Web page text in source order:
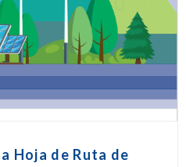
Hoja de Ruta de